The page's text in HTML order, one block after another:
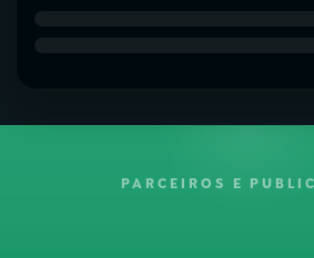
PARCEIROS E